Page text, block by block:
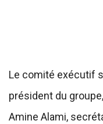
Le comité exécutif
président du
Amine Alami,